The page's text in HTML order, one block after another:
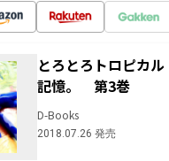
とろとろトロピカ
記憶。 第3巻
D-Books
2018.07.26 発売